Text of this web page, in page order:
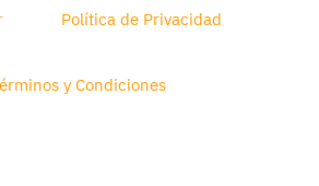
Política de Privacidad
y Condiciones